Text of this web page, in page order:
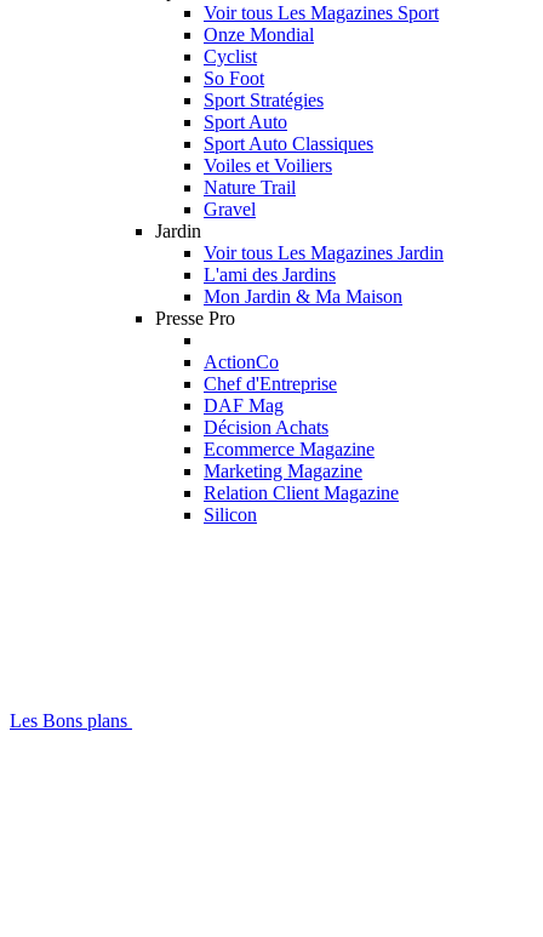
Voir tous Les Magazines Sport
Onze Mondial
Cyclist
So Foot
Sport Stratégies
Sport Auto
Sport Auto Classiques
Voiles et Voiliers
Nature Trail
Gravel
Jardin
Voir tous Les Magazines Jardin
L'ami des Jardins
Mon Jardin & Ma Maison
Presse Pro
ActionCo
Chef d'Entreprise
DAF Mag
Décision Achats
Ecommerce Magazine
Marketing Magazine
Relation Client Magazine
Silicon
Les Bons plans